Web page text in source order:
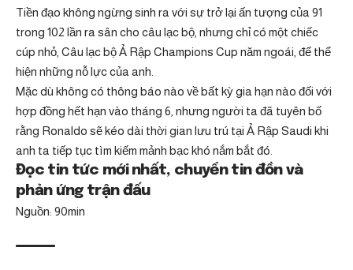
Tiền đạo không ngừng sinh ra với sự trở lại ấn tượng của 91
trong 102 lần ra sân cho câu lạc bộ, nhưng chỉ có một chiếc
cúp nhỏ, Câu lạc bộ Ả Rập Champions Cup năm ngoái, để thể
hiện những nỗ lực của anh.
Mặc dù không có thông báo nào về bất kỳ gia hạn nào đối với
hợp đồng hết hạn vào tháng 6, nhưng người ta đã tuyên bố
rằng Ronaldo sẽ kéo dài thời gian lưu trú tại Ả Rập Saudi khi
anh ta tiếp tục tìm kiếm mảnh bạc khó nắm bắt đó.
Đọc tin tức mới nhất, chuyển tin đồn và
phản ứng trận đấu
Nguồn: 90min